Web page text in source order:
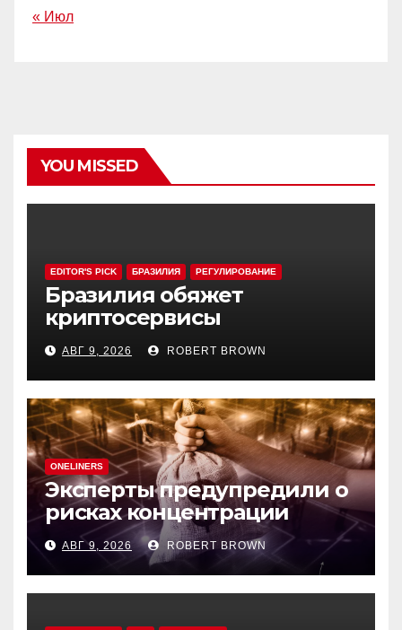
« Июл
YOU MISSED
EDITOR'S PICK БРАЗИЛИЯ РЕГУЛИРОВАНИЕ
Бразилия обяжет
криптосервисы
задерживать переводы из-
за мошенничества
АВГ 9, 2026 ROBERT BROWN
ONELINERS
Эксперты предупредили о
рисках концентрации
резервов ДАО в своих
токенах
АВГ 9, 2026 ROBERT BROWN